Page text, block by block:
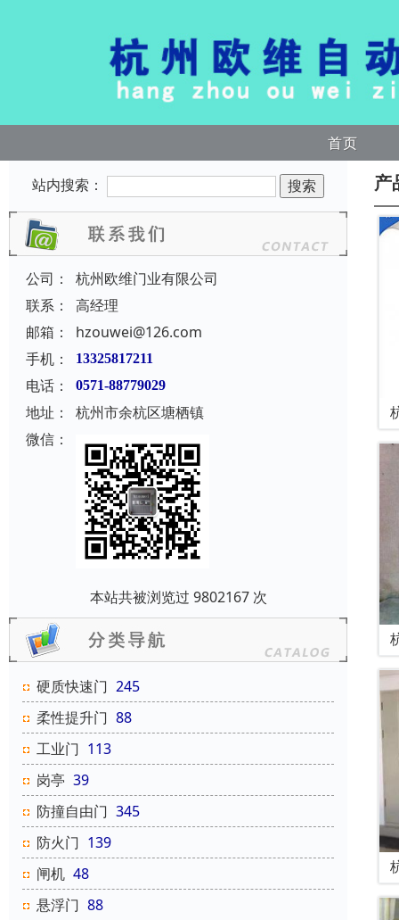
首页
站内搜索：
公司：
杭州欧维门业有限公司
联系：
高经理
邮箱：
hzouwei@126.com
手机：
13325817211
电话： 0571-88779029
地址：
杭州市余杭区塘栖镇
微信：
本站共被浏览过 9802167 次
硬质快速门 245
柔性提升门 88
工业门 113
岗亭 39
防撞自由门 345
防火门 139
闸机 48
悬浮门 88
产